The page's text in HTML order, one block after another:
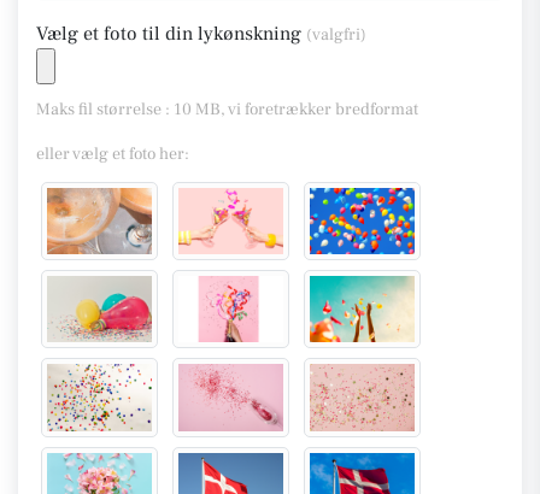
Vælg et foto til din lykønskning (valgfri)
Maks fil størrelse : 10 MB, vi foretrækker bredformat
eller vælg et foto her: